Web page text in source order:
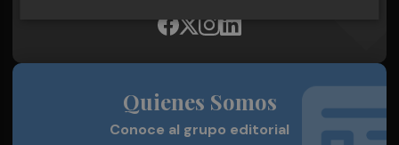
Quienes Somos
Conoce al grupo editorial